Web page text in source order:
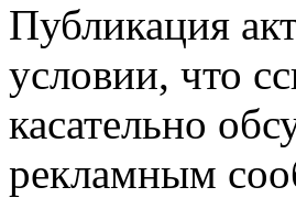
Публикация
условии, что
касательно
рекламным